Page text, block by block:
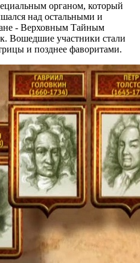
органом, который
над остальными и
- Верховным Тайным
Вошедшие участники стали
и позднее фаворитами.